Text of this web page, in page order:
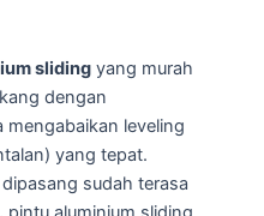
sliding yang murah
dengan
mengabaikan leveling
yang tepat.
sudah terasa